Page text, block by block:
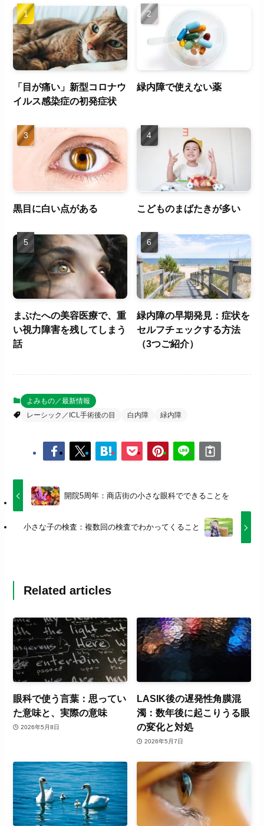
「目が痛い」新型コロナウ
イルス感染症の初発症状
緑内障で使えない薬
黒目に白い点がある こどものまばたきが多い
まぶたへの美容医療で、重
い視力障害を残してしまう
話
緑内障の早期発見：症状を
セルフチェックする方法
（3つご紹介）
よみもの／最新情報
レーシック／ICL手術後の目
白内障 緑内障
開院5周年：商店街の小さな眼科でできることを
小さな子の検査：複数回の検査でわかってくること
Related articles
眼科で使う言葉：思ってい
た意味と、実際の意味
2026年5月8日
LASIK後の遅発性角膜混
濁：数年後に起こりうる眼
の変化と対処
2026年5月7日